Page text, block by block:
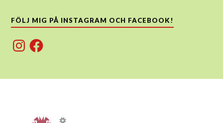
FÖLJ MIG PÅ INSTAGRAM OCH FACEBOOK!
InstagramFacebook